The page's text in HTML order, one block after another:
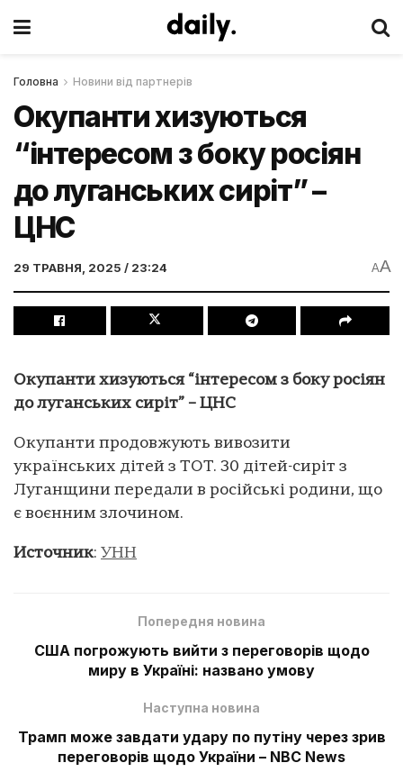
Головна Новини від партнерів
Окупанти хизуються
“інтересом з боку росіян
до луганських сиріт” –
ЦНС
29 ТРАВНЯ, 2025 / 23:24 AA
Окупанти хизуються “інтересом з боку росіян
до луганських сиріт” – ЦНС
Окупанти продовжують вивозити
українських дітей з ТОТ. 30 дітей-сиріт з
Луганщини передали в російські родини, що
є воєнним злочином.
Источник: УНН
Попередня новина
США погрожують вийти з переговорів щодо
миру в Україні: названо умову
Наступна новина
Трамп може завдати удару по путіну через зрив
переговорів щодо України – NBC News